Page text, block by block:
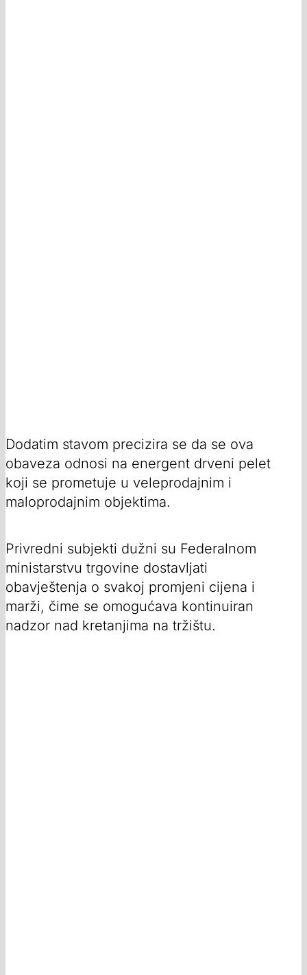
Dodatim stavom precizira se da se ova
obaveza odnosi na energent drveni pelet
koji se prometuje u veleprodajnim i
maloprodajnim objektima.
Privredni subjekti dužni su Federalnom
ministarstvu trgovine dostavljati
obavještenja o svakoj promjeni cijena i
marži, čime se omogućava kontinuiran
nadzor nad kretanjima na tržištu.